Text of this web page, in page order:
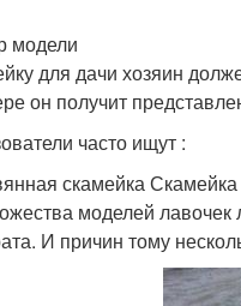
модели
для дачи хозяин
он получит
часто ищут :
скамейка
моделей лавочек
И причин тому